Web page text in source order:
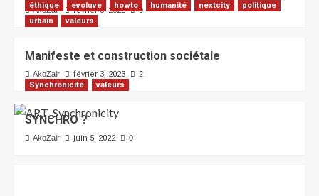
AkoZair février 3, 2023 0
éthique evoluve howto humanité nextcity
politique
urbain
valeurs
Manifeste et construction sociétale
AkoZair février 3, 2023 2
Synchronicité valeurs
SYNCHRO ?
AkoZair juin 5, 2022 0